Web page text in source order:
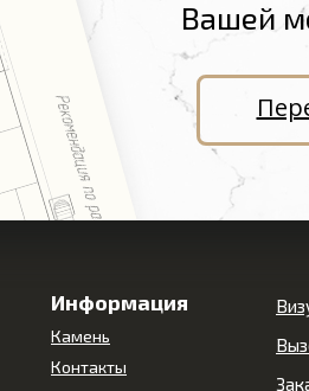
Вашей
Информация
Камень
Контакты